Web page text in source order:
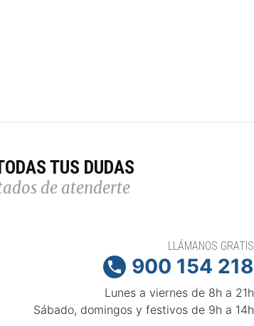
TUS DUDAS
de atenderte
LLÁMANOS GRATIS
 900 154 218
Lunes a viernes de 8h a 21h
Sábado, domingos y festivos de 9h a 14h